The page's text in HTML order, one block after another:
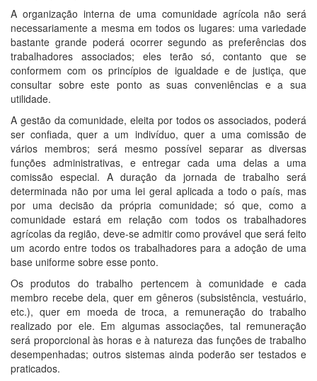
A organização interna de uma comunidade agrícola não será
necessariamente a mesma em todos os lugares: uma variedade
bastante grande poderá ocorrer segundo as preferências dos
trabalhadores associados; eles terão só, contanto que se
conformem com os princípios de igualdade e de justiça, que
consultar sobre este ponto as suas conveniências e a sua
utilidade.
A gestão da comunidade, eleita por todos os associados, poderá
ser confiada, quer a um indivíduo, quer a uma comissão de
vários membros; será mesmo possível separar as diversas
funções administrativas, e entregar cada uma delas a uma
comissão especial. A duração da jornada de trabalho será
determinada não por uma lei geral aplicada a todo o país, mas
por uma decisão da própria comunidade; só que, como a
comunidade estará em relação com todos os trabalhadores
agrícolas da região, deve-se admitir como provável que será feito
um acordo entre todos os trabalhadores para a adoção de uma
base uniforme sobre esse ponto.
Os produtos do trabalho pertencem à comunidade e cada
membro recebe dela, quer em gêneros (subsistência, vestuário,
etc.), quer em moeda de troca, a remuneração do trabalho
realizado por ele. Em algumas associações, tal remuneração
será proporcional às horas e à natureza das funções de trabalho
desempenhadas; outros sistemas ainda poderão ser testados e
praticados.